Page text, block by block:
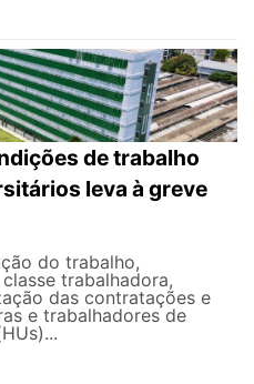
de trabalho
leva à greve
do trabalho,
trabalhadora,
das contratações e
e trabalhadores de